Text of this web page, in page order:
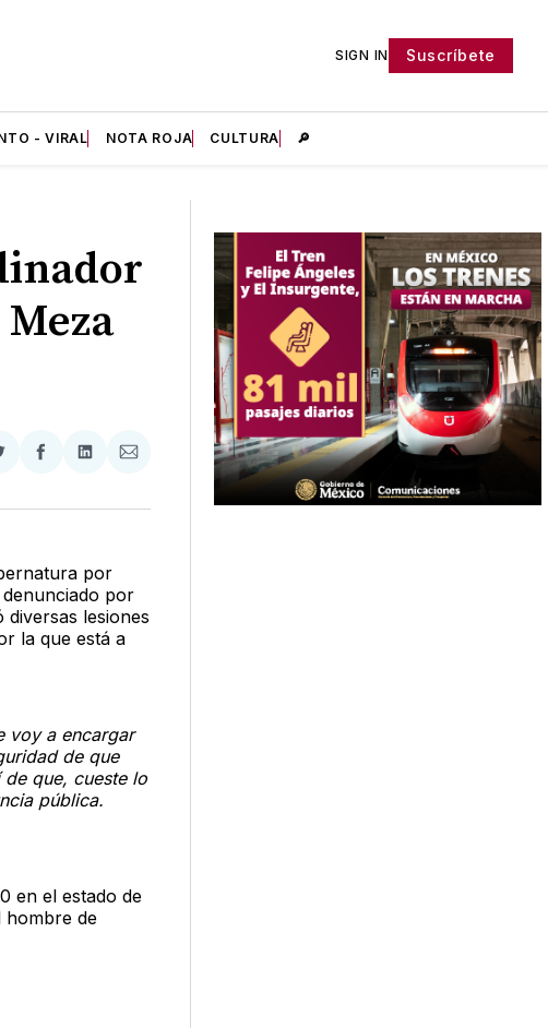
SIGN IN Suscríbete
- VIRAL NOTA ROJA CULTURA 🔎
Compartir
Facebook
Compartir
LinkedIn
Compartir
Email
por
por
lesiones
la que está a
voy a encargar
de que
que, cueste lo
pública.
en el estado de
hombre de